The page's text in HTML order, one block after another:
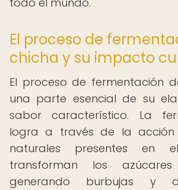
El proceso de
chicha y su impacto
El proceso de fermentación
una parte esencial de su
sabor característico. La
logra a través de la acción
naturales presentes en
transforman los
generando burbujas y